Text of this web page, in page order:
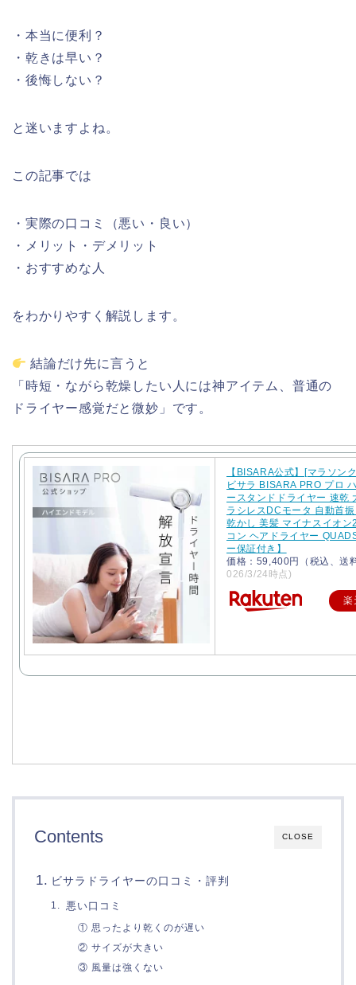
・ 本当に便利？
・ 乾き は早い？
・ 後悔しない？
と 迷い ますよね。
この記事では
・ 実際の口 コミ（悪い・良い）
・
メリット・ デメリット
・ おすすめな 人
をわかりやすく 解説 します。
結論だけ先に言う と
「時短・ ながら乾燥 した い 人 に は神アイテム、 普通の
ドライヤー感覚だと微妙」です。
【BISARA公式】[マラソン
ビサラ BISARA PRO プロ
ースタンドドライヤー 速乾
ラシレスDCモータ 自動首
乾かし 美髪 マイナスイオン
コン ヘアドライヤー
ー保証付き】
価格：59,400円（税込、送
026/3/24時点)
楽
CLOSE
Contents
ビサラドライヤーの口 コミ・評判
悪い口 コミ
① 思 ったよ り 乾く のが遅い
② サイズが大きい
③ 風量は強 く ない